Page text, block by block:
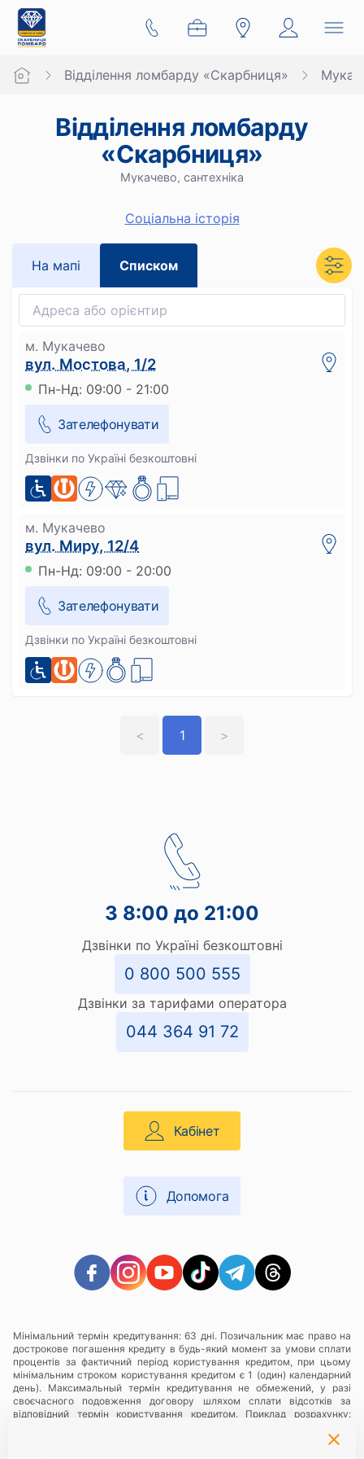
Відділення ломбарду «Скарбниця»
Відділення ломбарду
«Скарбниця»
Мукачево, сантехніка
Cоціальна історія
На мапi Списком
м. Мукачево
вул. Мостова, 1/2
Пн-Нд: 09:00 - 21:00
Зателефонувати
Дзвінки по Україні безкоштовні
м. Мукачево
вул. Миру, 12/4
Пн-Нд: 09:00 - 20:00
Зателефонувати
Дзвінки по Україні безкоштовні
< 1 >
З 8:00 до 21:00
Дзвінки по Україні безкоштовні
0 800 500 555
Дзвінки за тарифами оператора
044 364 91 72
Кабінет
Допомога
Мінімальний термін кредитування: 63 дні. Позичальник має право на
дострокове погашення кредиту в будь-який момент за умови сплати
процентів за фактичний період користування кредитом, при цьому
мінімальним строком користування кредитом є 1 (один) календарний
день). Максимальный термін кредитування не обмежений, у разі
своєчасного подовження договору шляхом сплати відсотків за
відповідний термін користування кредитом. Приклад розрахунку:
1,3% в день, приклад розрахунку: при сумі кредиту 1000 грн., плата за